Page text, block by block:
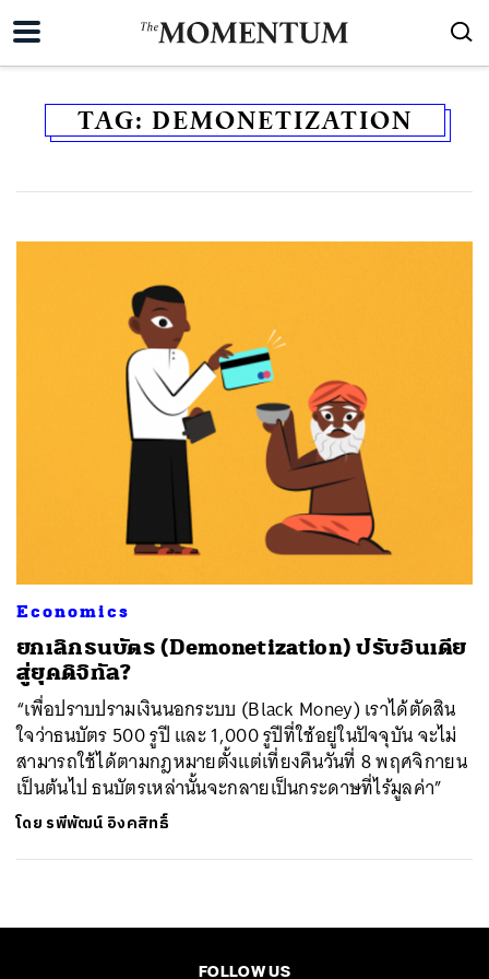
TAG: DEMONETIZATION
Economics
ยกเลิกธนบัตร (Demonetization) ปรับอินเดีย
สู่ยุคดิจิทัล?
“เพื่อปราบปรามเงินนอกระบบ (Black Money) เราได้ตัดสิน
ใจว่าธนบัตร 500 รูปี และ 1,000 รูปีที่ใช้อยู่ในปัจจุบัน จะไม่
สามารถใช้ได้ตามกฎหมายตั้งแต่เที่ยงคืนวันที่ 8 พฤศจิกายน
เป็นต้นไป ธนบัตรเหล่านั้นจะกลายเป็นกระดาษที่ไร้มูลค่า”
โดย รพีพัฒน์ อิงคสิทธิ์
FOLLOW US